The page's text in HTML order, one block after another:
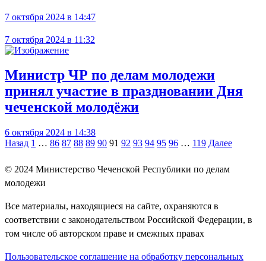
7 октября 2024 в 14:47
7 октября 2024 в 11:32
Министр ЧР по делам молодежи
принял участие в праздновании Дня
чеченской молодёжи
6 октября 2024 в 14:38
Навигация
записям
Назад 1 … 86 87 88 89 90 91 92 93 94 95 96 … 119 Далее
© 2024 Министерство Чеченской Республики по делам
молодежи
Все материалы, находящиеся на сайте, охраняются в
соответствии с законодательством Российской Федерации, в
том числе об авторском праве и смежных правах
Пользовательское соглашение на обработку персональных